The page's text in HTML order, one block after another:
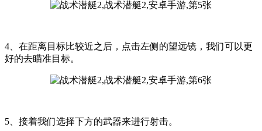
4、在距离目标比较近之后，点击左侧的望远镜，我们可以更
好的去瞄准目标。
5、接着我们选择下方的武器来进行射击。